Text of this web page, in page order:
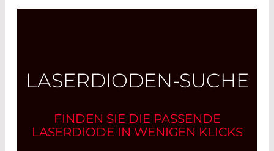
LASERDIODEN-SUCHE
FINDEN SIE DIE PASSENDE
LASERDIODE IN WENIGEN KLICKS